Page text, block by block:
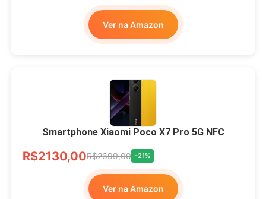
Ver na Amazon
Smartphone Xiaomi Poco X7 Pro 5G NFC
R$2130,00R$2699,00 -21%
Ver na Amazon